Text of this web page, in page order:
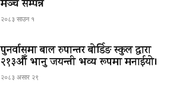
मञ्च सम्पन्न
२०८३ साउन १
पुनर्वासमा बाल रुपान्तर बोर्डिङ स्कुल द्धारा
२१३औँ भानु जयन्ती भव्य रूपमा मनाईयो।
२०८३ असार २९